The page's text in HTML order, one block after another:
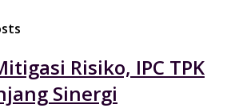
Risiko, IPC TPK
Sinergi